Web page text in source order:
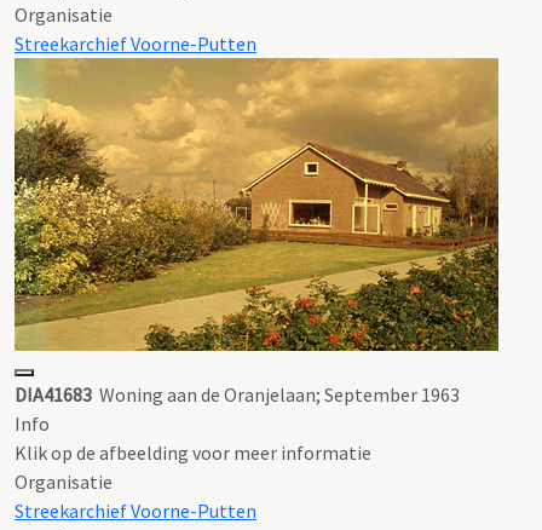
Organisatie
Streekarchief Voorne-Putten
DIA41683 Woning aan de Oranjelaan; September 1963
Info
Klik op de afbeelding voor meer informatie
Organisatie
Streekarchief Voorne-Putten